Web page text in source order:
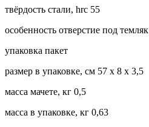
твёрдость стали, hrc 55
особенность отверстие под темляк
упаковка пакет
размер в упаковке, см 57 х 8 х 3,5
масса мачете, кг 0,5
масса в упаковке, кг 0,63